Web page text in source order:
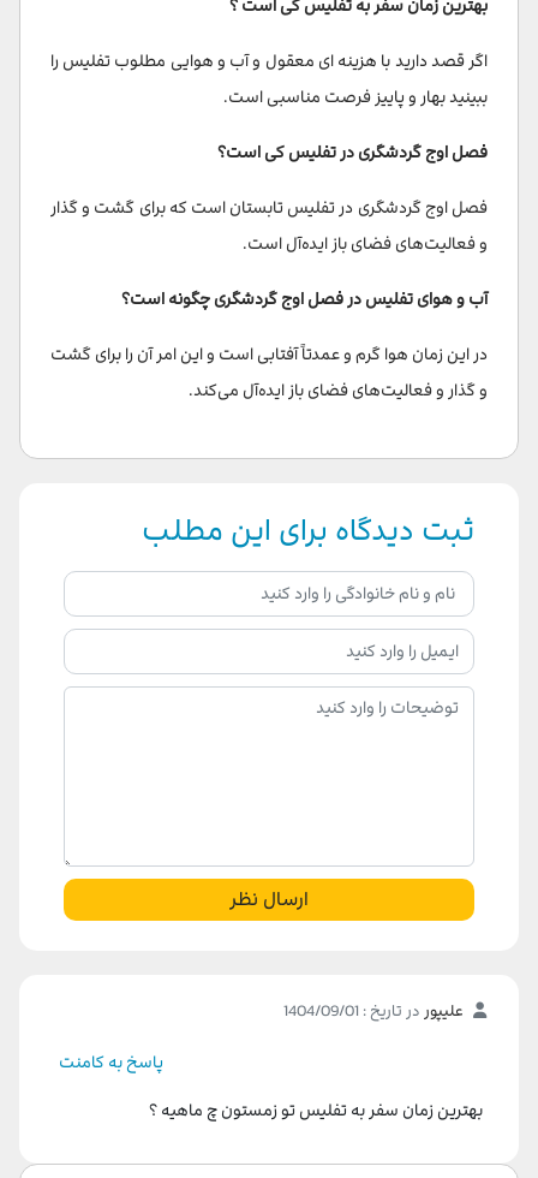
اگر قصد دارید با هزینه ای معقول و آب و هوایی مطلوب تفلیس را
ببینید بهار و پاییز فرصت مناسبی است.
فصل اوج گردشگری در تفلیس کی است؟
فصل اوج گردشگری در تفلیس تابستان است که برای گشت و گذار
و فعالیت‌های فضای باز ایده‌آل است.
آب و هوای تفلیس در فصل اوج گردشگری چگونه است؟
در این زمان هوا گرم و عمدتاً آفتابی است و این امر آن را برای گشت
و گذار و فعالیت‌های فضای باز ایده‌آل می‌کند.
ثبت دیدگاه برای این مطلب
ارسال نظر
علیپوردر تاریخ : 1404/09/01
پاسخ به کامنت
بهترین زمان سفر به تفلیس تو زمستون چ ماهیه ؟